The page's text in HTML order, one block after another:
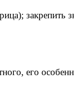
закрепить
его